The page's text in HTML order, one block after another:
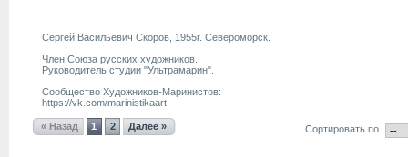
Сергей Васильевич Скоров, 1955г. Североморск.
Член Союза русских художников.
Руководитель студии "Ультрамарин".
Сообщество Художников-Маринистов:
https://vk.com/marinistikaart
« Назад 1 2 Далее » Сортировать по